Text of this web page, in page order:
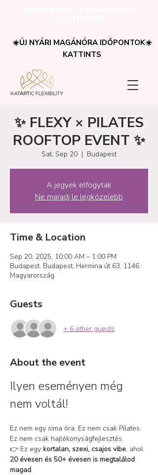
☀️ÚJ NYÁRI MAGÁNÓRA IDŐPONTOK☀️
KATTINTS
✨ FLEXY × PILATES
ROOFTOP EVENT ✨
Sat, Sep 20
  |
Budapest
A jegyek elfogytak
Ne maradj le legközelebb
Time & Location
Sep 20, 2025, 10:00 AM – 1:00 PM
Budapest, Budapest, Hermina út 63, 1146
Magyarország
Guests
+ 6 other guests
About the event
Ilyen eseményen még
nem voltál!
Ez nem egy sima óra. Ez nem csak Pilates.
Ez nem csak hajlékonyságfejlesztés.
👉 Ez egy kortalan, szexi, csajos vibe, ahol
20 évesen és 50+ évesen is megtalálod
magad.